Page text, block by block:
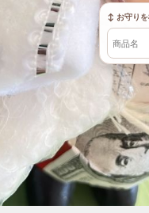
↕ お守り